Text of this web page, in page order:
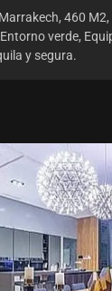
460 M2,
verde,
y segura.